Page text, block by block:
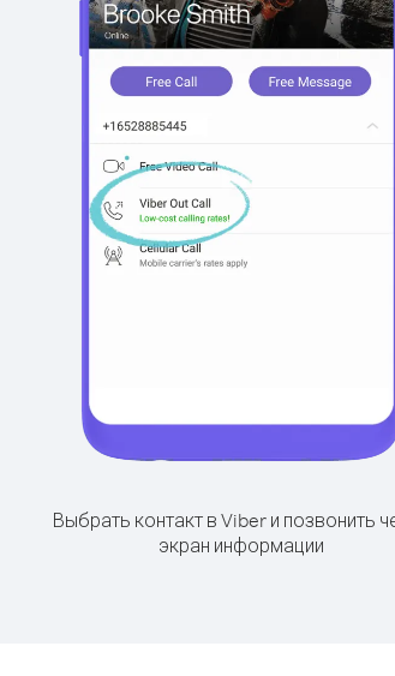
Выбрать контакт в Viber и позвонить
экран информации